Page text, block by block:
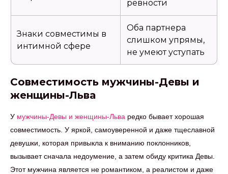
ревности
Знаки совместимы в
интимной сфере
Оба партнера
слишком упрямы,
не умеют уступать
Совместимость мужчины-Девы и
женщины-Льва
У мужчины-Девы и женщины-Льва редко бывает хорошая
совместимость. У яркой, самоуверенной и даже тщеславной
девушки, которая привыкла к вниманию поклонников,
вызывает сначала недоумение, а затем обиду критика Девы.
Этот мужчина является не романтиком, а реалистом и даже